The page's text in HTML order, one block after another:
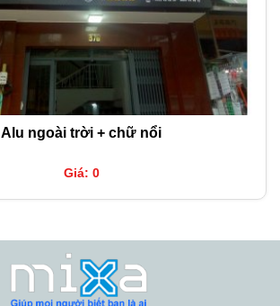
Alu ngoài trời + chữ nổi
Giá: 0